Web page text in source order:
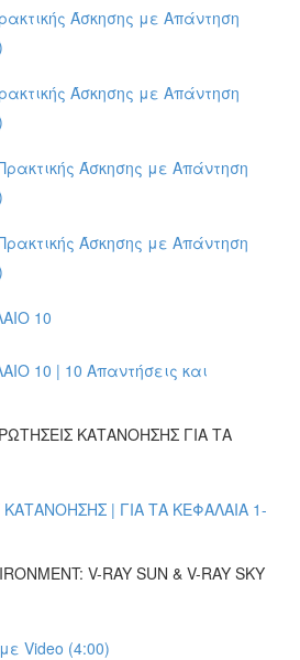
Άσκησης με Απάντηση
Άσκησης με Απάντηση
Άσκησης με Απάντηση
Άσκησης με Απάντηση
10
10 | 10 Απαντήσεις και
ΚΑΤΑΝΟΗΣΗΣ ΓΙΑ ΤΑ
ΚΑΤΑΝΟΗΣΗΣ | ΓΙΑ ΤΑ ΚΕΦΑΛΑΙΑ 1-
V-RAY SUN & V-RAY SKY
Video (4:00)